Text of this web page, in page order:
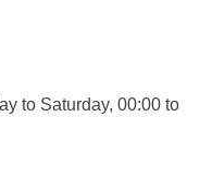
to Saturday, 00:00 to